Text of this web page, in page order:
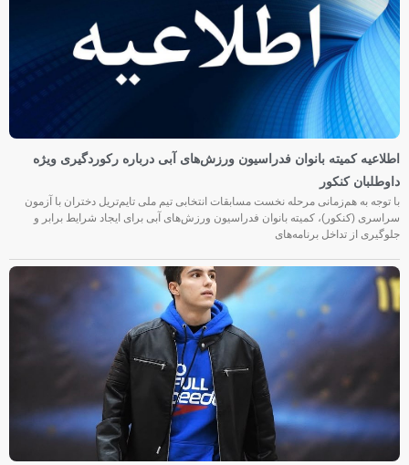
اطلاعیه کمیته بانوان فدراسیون ورزش‌های آبی درباره رکوردگیری ویژه
داوطلبان کنکور
با توجه به هم‌زمانی مرحله نخست مسابقات انتخابی تیم ملی تایم‌تریل دختران با آزمون
سراسری (کنکور)، کمیته بانوان فدراسیون ورزش‌های آبی برای ایجاد شرایط برابر و
جلوگیری از تداخل برنامه‌های